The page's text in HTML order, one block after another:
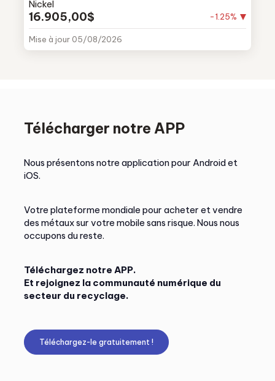
Nickel
16.905,00$ -1.25%
Mise à jour 05/08/2026
Télécharger notre APP
Nous présentons notre application pour Android et
iOS.
Votre plateforme mondiale pour acheter et vendre
des métaux sur votre mobile sans risque. Nous nous
occupons du reste.
Téléchargez notre APP.
Et rejoignez la communauté numérique du
secteur du recyclage.
Téléchargez-le gratuitement !